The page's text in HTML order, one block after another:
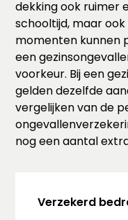
dekking ook ruimer
schooltijd, maar
momenten kunnen
een
voorkeur. Bij een
gelden dezelfde
vergelijken van de
nog een aantal
Verzekerd